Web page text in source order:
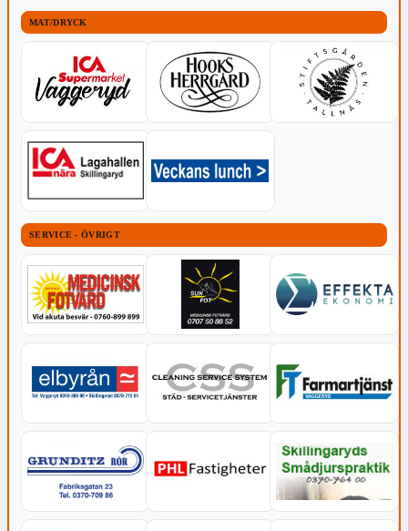
MAT/DRYCK
SERVICE - ÖVRIGT